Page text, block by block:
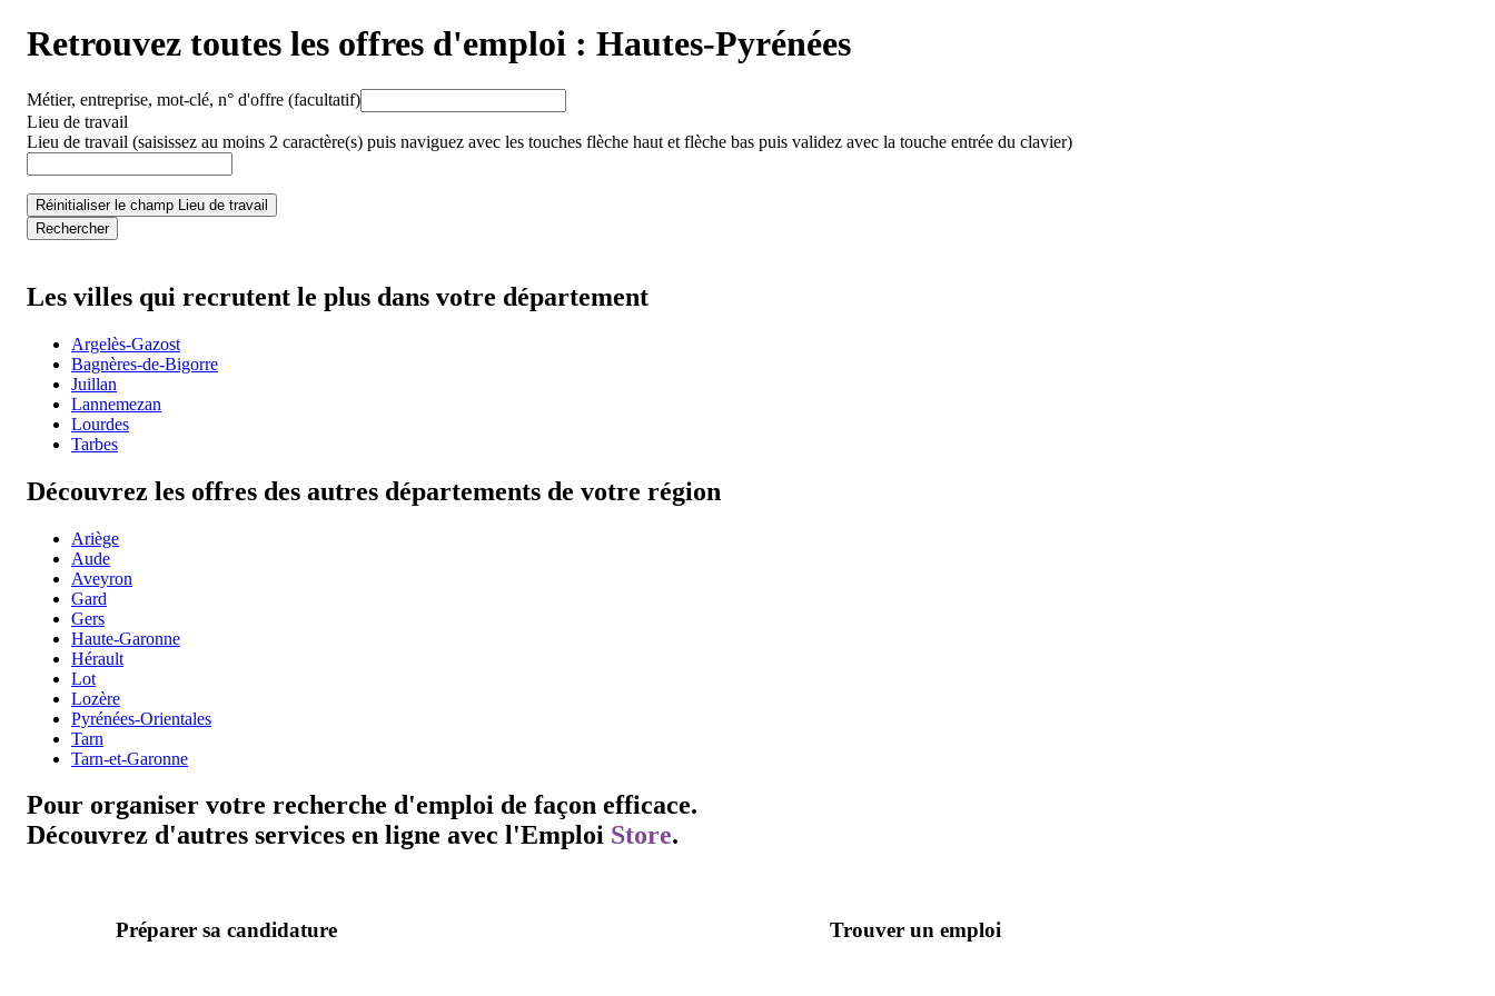
Retrouvez toutes les offres d'emploi : Hautes-Pyrénées
Métier, entreprise, mot-clé, n° d'offre (facultatif)
Lieu de travail
Lieu de travail (saisissez au moins 2 caractère(s) puis naviguez avec les touches flèche haut et flèche bas puis validez avec la touche entrée du clavier)
Réinitialiser le champ Lieu de travail
Rechercher
Les villes qui recrutent le plus dans votre département
Argelès-Gazost
Bagnères-de-Bigorre
Juillan
Lannemezan
Lourdes
Tarbes
Découvrez les offres des autres départements de votre région
Ariège
Aude
Aveyron
Gard
Gers
Haute-Garonne
Hérault
Lot
Lozère
Pyrénées-Orientales
Tarn
Tarn-et-Garonne
Pour organiser votre recherche d'emploi de façon efficace.
Découvrez d'autres services en ligne avec l'Emploi Store.
Préparer sa candidature Trouver un emploi